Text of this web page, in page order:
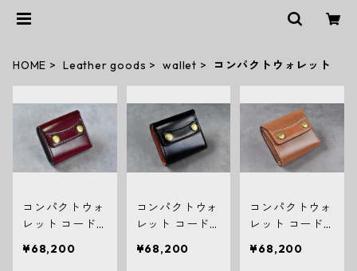
HOME Leather goods wallet コンパクトウォレット
コンパクトウォ
レット コード
ディ
¥68,200
コンパクトウォ
レット コード
¥68,200
コンパクトウォ
レット コード
¥68,200